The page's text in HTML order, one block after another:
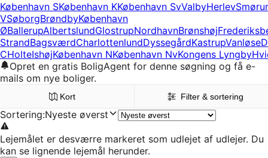
København SKøbenhavn KKøbenhavn SvValbyHerlev
VSøborgBrøndbyKøbenhavn
ØBallerupAlbertslundGlostrupNordhavnBrønshøj
StrandBagsværdCharlottenlundDyssegårdKastrupVanløse
CHolteIshøjKøbenhavn NKøbenhavn NvKongens Lyngby
Opret en gratis BoligAgent for denne søgning og få e-
mails om nye boliger.
Kort Filter & sortering
Sortering:Nyeste øverst
Lejemålet er desværre markeret som udlejet af udlejer. Du
kan se lignende lejemål herunder.